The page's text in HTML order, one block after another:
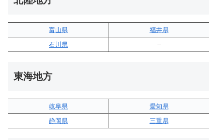
富山県
福井県
石川県
–
東海地方
岐阜県
愛知県
静岡県
三重県